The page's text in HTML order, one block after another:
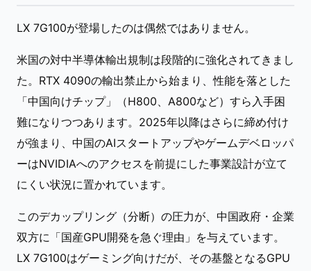
LX 7G100が登場したのは偶然ではありません。
米国の対中半導体輸出規制は段階的に強化されてきまし
た。RTX 4090の輸出禁止から始まり、性能を落とした
「中国向けチップ」（H800、A800など）すら入手困
難になりつつあります。2025年以降はさらに締め付け
が強まり、中国のAIスタートアップやゲームデベロッパ
ーはNVIDIAへのアクセスを前提にした事業設計が立て
にくい状況に置かれています。
このデカップリング（分断）の圧力が、中国政府・企業
双方に「国産GPU開発を急ぐ理由」を与えています。
LX 7G100はゲーミング向けだが、その基盤となるGPU